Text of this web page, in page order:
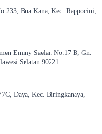
Bua Kana, Kec. Rappocini,
Emmy Saelan No.17 B, Gn.
Selatan 90221
Daya, Kec. Biringkanaya,